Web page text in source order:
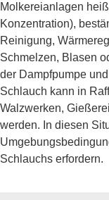
Molkereianlagen
Konzentration),
Reinigung,
Schmelzen, Blasen
der Dampfpumpe
Schlauch kann in
Walzwerken,
werden. In diesen
Schlauchs erfordern.